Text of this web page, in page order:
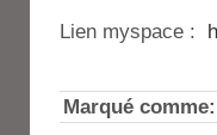
Lien myspace :
Marqué comme: